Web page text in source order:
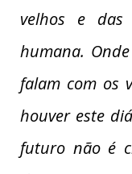
velhos e das
humana.
falam com os
houver este
futuro não é